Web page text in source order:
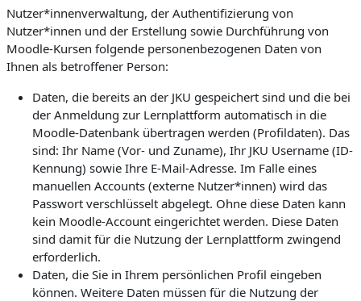
Nutzer*innenverwaltung, der Authentifizierung von
Nutzer*innen und der Erstellung sowie Durchführung von
Moodle-Kursen folgende personenbezogenen Daten von
Ihnen als betroffener Person:
Daten, die bereits an der JKU gespeichert sind und die bei
der Anmeldung zur Lernplattform automatisch in die
Moodle-Datenbank übertragen werden (Profildaten). Das
sind: Ihr Name (Vor- und Zuname), Ihr JKU Username (ID-
Kennung) sowie Ihre E-Mail-Adresse. Im Falle eines
manuellen Accounts (externe Nutzer*innen) wird das
Passwort verschlüsselt abgelegt. Ohne diese Daten kann
kein Moodle-Account eingerichtet werden. Diese Daten
sind damit für die Nutzung der Lernplattform zwingend
erforderlich.
Daten, die Sie in Ihrem persönlichen Profil eingeben
können. Weitere Daten müssen für die Nutzung der